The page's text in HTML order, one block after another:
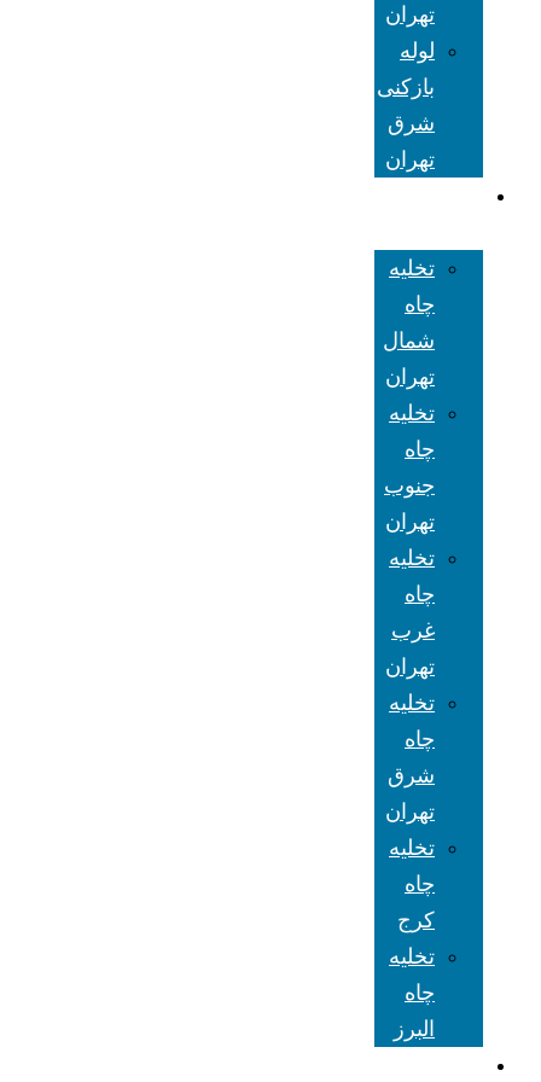
تهران
لوله
بازکنی
شرق
تهران
تخلیه
چاه
شمال
تهران
تخلیه
چاه
جنوب
تهران
تخلیه
چاه
غرب
تهران
تخلیه
چاه
شرق
تهران
تخلیه
چاه
کرج
تخلیه
چاه
البرز